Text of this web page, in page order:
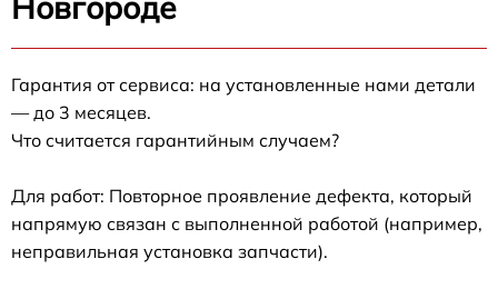
Гарантия от сервиса: на установленные нами детали
— до 3 месяцев.
Что считается гарантийным случаем?
Для работ: Повторное проявление дефекта, который
напрямую связан с выполненной работой (например,
неправильная установка запчасти).